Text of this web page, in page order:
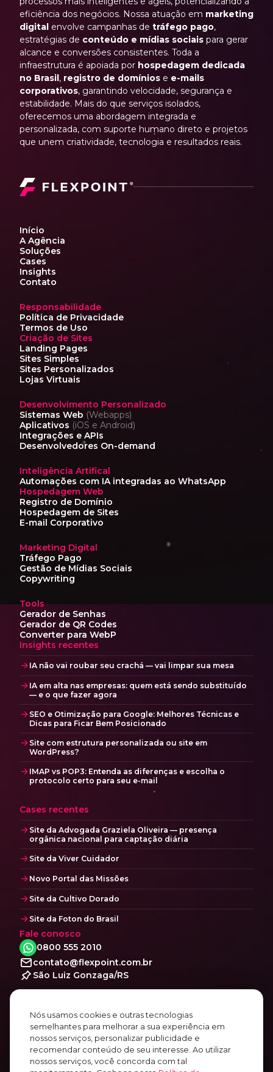
eficiência dos negócios. Nossa atuação em marketing
digital envolve campanhas de tráfego pago,
estratégias de conteúdo e mídias sociais para gerar
alcance e conversões consistentes. Toda a
infraestrutura é apoiada por hospedagem dedicada
no Brasil, registro de domínios e e-mails
corporativos, garantindo velocidade, segurança e
estabilidade. Mais do que serviços isolados,
oferecemos uma abordagem integrada e
personalizada, com suporte humano direto e projetos
que unem criatividade, tecnologia e resultados reais.
Início
A Agência
Soluções
Cases
Insights
Contato
Responsabilidade
Política de Privacidade
Termos de Uso
Criação de Sites
Landing Pages
Sites Simples
Sites Personalizados
Lojas Virtuais
Desenvolvimento Personalizado
Sistemas Web (Webapps)
Aplicativos (iOS e Android)
Integrações e APIs
Desenvolvedores On-demand
Inteligência Artifical
Automações com IAintegradas ao WhatsApp
Hospedagem Web
Registro de Domínio
Hospedagem de Sites
E-mail Corporativo
Marketing Digital
Tráfego Pago
Gestão de Mídias Sociais
Copywriting
Tools
Gerador de Senhas
Gerador de QR Codes
Converter para WebP
Insights recentes
IA não vai roubar seu crachá — vai limpar sua mesa
IA em alta nas empresas: quem está sendo substituído
— e o que fazer agora
SEO e Otimização para Google: Melhores Técnicas e
Dicas para Ficar Bem Posicionado
Site com estrutura personalizada ou site em
WordPress?
IMAP vs POP3: Entenda as diferenças e escolha o
protocolo certo para seu e-mail
Cases recentes
Site da Advogada Graziela Oliveira — presença
orgânica nacional para captação diária
Site da Viver Cuidador
Novo Portal das Missões
Site da Cultivo Dorado
Site da Foton do Brasil
Fale conosco
0800 555 2010
contato@flexpoint.com.br
São Luiz Gonzaga/RS
Facebook
Instagram
Linkedin
Youtube
Nós usamos cookies e outras tecnologias
semelhantes para melhorar a sua experiência em
nossos serviços, personalizar publicidade e
recomendar conteúdo de seu interesse. Ao utilizar
nossos serviços, você concorda com tal